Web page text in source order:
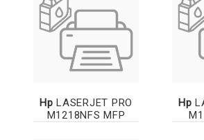
Hp LASERJET PRO
M1218NFS MFP
Hp